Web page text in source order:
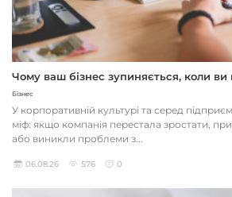
Чому ваш бізнес зупиняється, коли
Бізнес
У корпоративній культурі та серед
міф: якщо компанія перестала зростати,
або виникли проблеми з...
06.08.26 576 0